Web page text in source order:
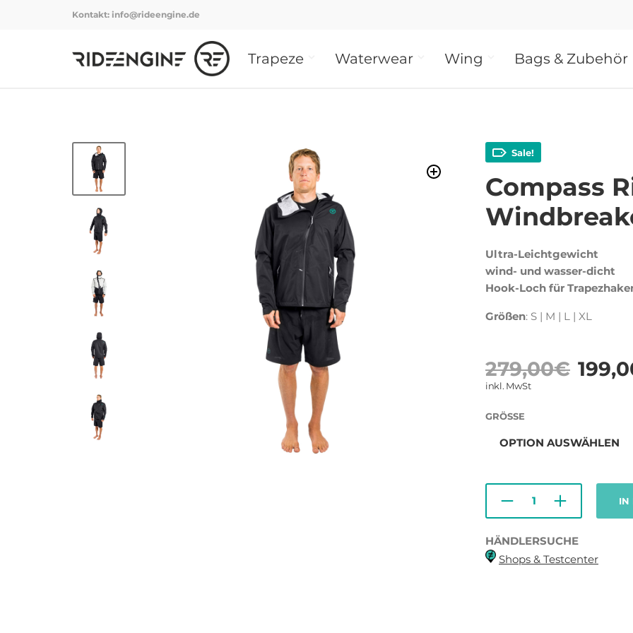
Kontakt: info@rideengine.de
Trapeze Waterwear Wing Bags & Zubehör
Sale!
Compass
Ultra-Leichtgewicht
wind- und wasser-dicht
Hook-Loch für
Größen: S | M | L | XL
279,00€
inkl. MwSt
GRÖSSE
IN
HÄNDLERSUCHE
Shops & Testcenter